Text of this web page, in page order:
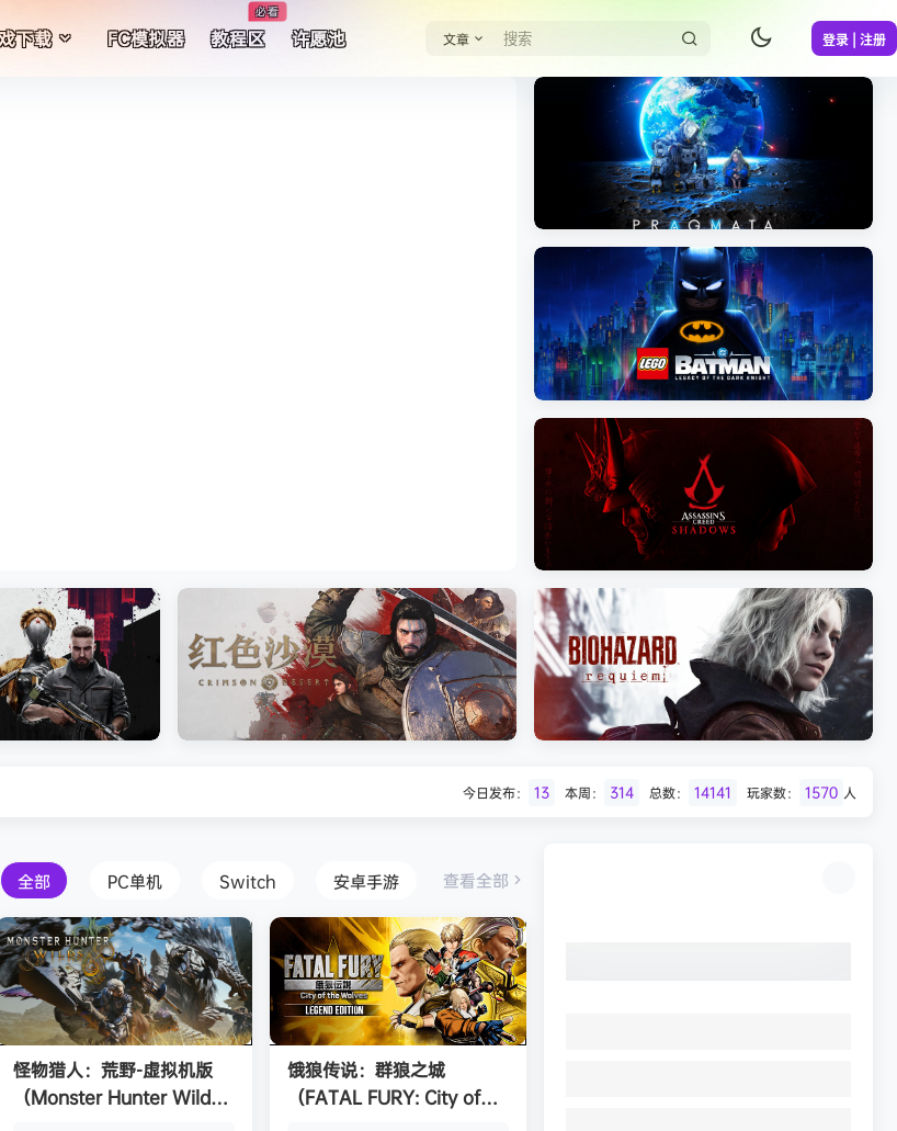
下载 FC模拟器 教程区
必看
许愿池 文章 登录 | 注册
《剑星/Stellar Blade》本体+修
《识质存在/PRAGMATA》免安装中文版
《乐高蝙蝠侠：黑暗骑士之遗/LEGO
Batman: Legacy of the Dark Knight》
免安装中文版
《刺客信条：影/Assassin’s Creed
Shadows》免安装版，非虚拟机
今日发布： 13 本周： 314 总数： 14141 玩家数： 1570 人
全部 PC单机 Switch 安卓手游 查看全部
怪物猎人：荒野-虚拟机版
（Monster Hunter Wilds
饿狼传说：群狼之城
（FATAL FURY: City of